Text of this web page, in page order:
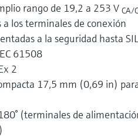
rango de 19,2 a 253 V CA/
a los terminales de conexión
a la seguridad hasta
61508
2
17,5 mm (0,69 in)
(terminales de